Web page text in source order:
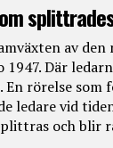
av den
Där
En rörelse
ledare vid
och blir